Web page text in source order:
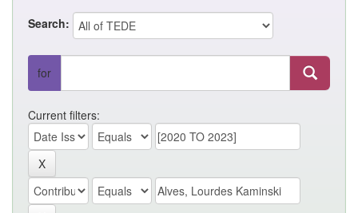
Search:
for
Current filters: